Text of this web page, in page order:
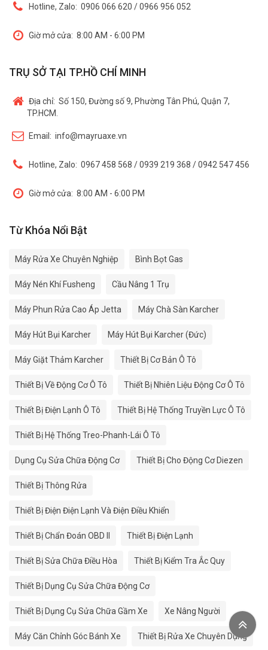
Hotline, Zalo: 0906 066 620 / 0966 956 052
Giờ mở cửa: 8:00 AM - 6:00 PM
TRỤ SỞ TẠI TP.HỒ CHÍ MINH
Địa chỉ: Số 150, Đường số 9, Phường Tân Phú, Quận 7,
TP.HCM.
Email: info@mayruaxe.vn
Hotline, Zalo: 0967 458 568 / 0939 219 368 / 0942 547 456
Giờ mở cửa: 8:00 AM - 6:00 PM
Từ Khóa Nổi Bật
Máy Rửa Xe Chuyên Nghiệp Bình Bọt Gas
Máy Nén Khí Fusheng Cầu Nâng 1 Trụ
Máy Phun Rửa Cao Áp Jetta Máy Chà Sàn Karcher
Máy Hút Bụi Karcher Máy Hút Bụi Karcher (Đức)
Máy Giặt Thảm Karcher Thiết Bị Cơ Bản Ô Tô
Thiết Bị Về Động Cơ Ô Tô Thiết Bị Nhiên Liệu Động Cơ Ô Tô
Thiết Bị Điện Lạnh Ô Tô Thiết Bị Hệ Thống Truyền Lực Ô Tô
Thiết Bị Hệ Thống Treo-Phanh-Lái Ô Tô
Dụng Cụ Sửa Chữa Động Cơ Thiết Bị Cho Động Cơ Diezen
Thiết Bị Thông Rửa
Thiết Bị Điện Điện Lạnh Và Điện Điều Khiển
Thiết Bị Chẩn Đoán OBD II Thiết Bị Điện Lạnh
Thiết Bị Sửa Chữa Điều Hòa Thiết Bị Kiểm Tra Ắc Quy
Thiết Bị Dụng Cụ Sửa Chữa Động Cơ
Thiết Bị Dụng Cụ Sửa Chữa Gầm Xe Xe Nâng Người
Máy Căn Chỉnh Góc Bánh Xe Thiết Bị Rửa Xe Chuyên Dụng